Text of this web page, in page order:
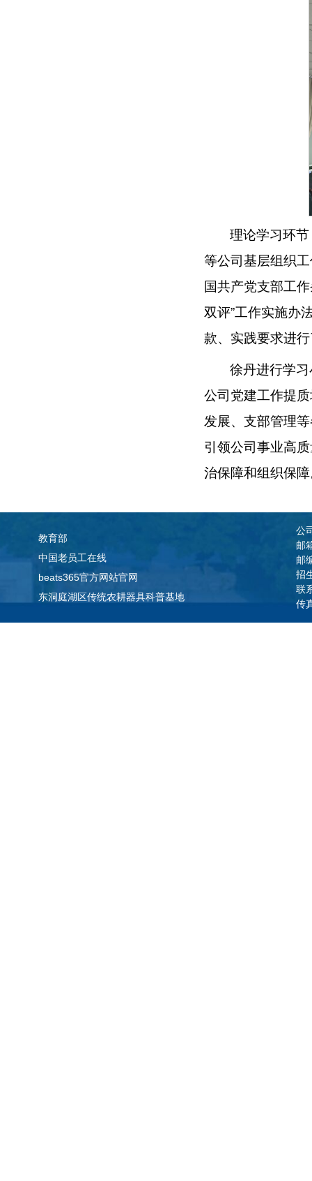
理论学习环
等公司基层组织
国共产党支部工
双评”工作实施办
款、实践要求进
徐丹进行学
公司党建工作提
发展、支部管理
引领公司事业高
治保障和组织保
教育部
中国老员工在线
beats365官方网站官网
东洞庭湖区传统农耕器具科普基地
公
邮
邮
招
联
传